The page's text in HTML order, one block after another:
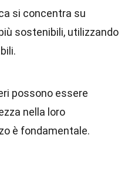
si concentra su
sostenibili, utilizzando
possono essere
nella loro
è fondamentale.